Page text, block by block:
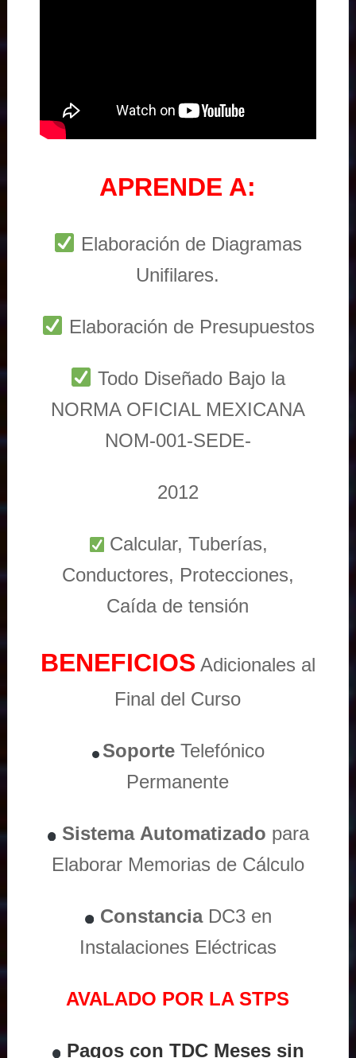
APRENDE A:
Elaboración de Diagramas
Unifilares.
Elaboración de Presupuestos
Todo Diseñado Bajo la
NORMA OFICIAL MEXICANA
NOM-001-SEDE-
2012
Calcular, Tuberías,
Conductores, Protecciones,
Caída de tensión
BENEFICIOS Adicionales al
Final del Curso
Soporte Telefónico
Permanente
Sistema Automatizado para
Elaborar Memorias de Cálculo
ConstanciaDC3 en
Instalaciones Eléctricas
AVALADO POR LA STPS
Pagos con TDC Meses sin